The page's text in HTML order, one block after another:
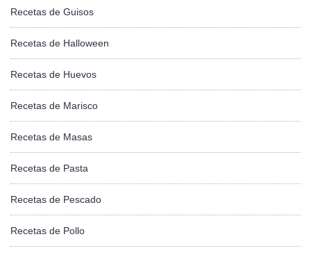
Recetas de Guisos
Recetas de Halloween
Recetas de Huevos
Recetas de Marisco
Recetas de Masas
Recetas de Pasta
Recetas de Pescado
Recetas de Pollo